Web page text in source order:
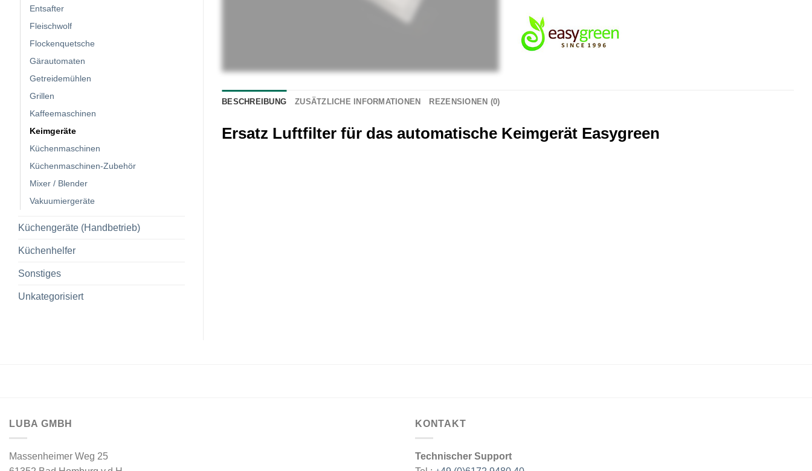
Entsafter
Fleischwolf
Flockenquetsche
Gärautomaten
Getreidemühlen
Grillen
Kaffeemaschinen
Keimgeräte
Küchenmaschinen
Küchenmaschinen-Zubehör
Mixer / Blender
Vakuumiergeräte
Küchengeräte (Handbetrieb)
Küchenhelfer
Sonstiges
Unkategorisiert
BESCHREIBUNG ZUSÄTZLICHE INFORMATIONEN REZENSIONEN (0)
Ersatz Luftfilter für das automatische Keimgerät Easygreen
LUBA GMBH
Massenheimer Weg 25
KONTAKT
Technischer Support